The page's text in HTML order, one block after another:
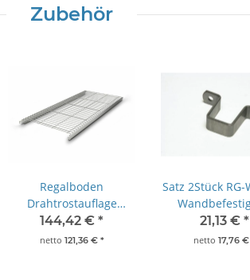
Zubehör
Regalboden
Drahtrostauflage
Edelstahl N5 BxT in
mm(1400 x 300)
144,42 € *
netto 121,36 € *
Satz 2Stück RG-
Norm 5 für
25 mm
21,13 € *
netto 17,76 €